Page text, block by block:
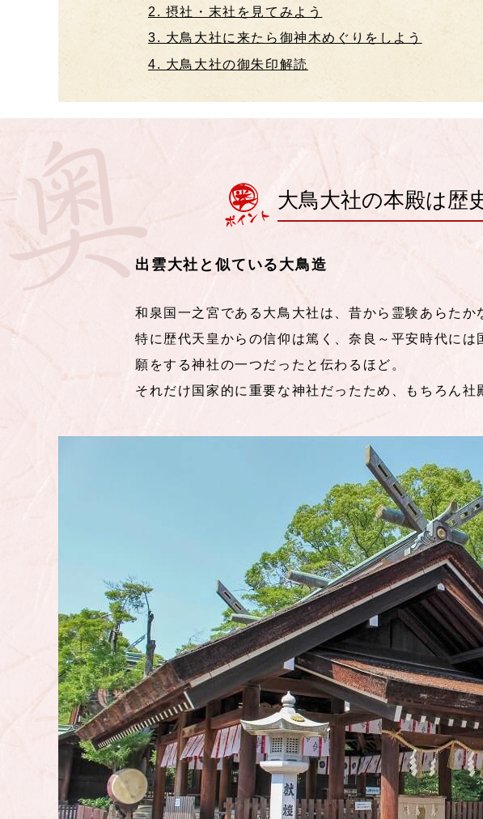
2. 摂社・末社を見てみよう
3. 大鳥大社に来たら御神木めぐりをしよう
4. 大鳥大社の御朱印解読
大鳥大社の本殿は歴
出雲大社と似ている大鳥造
和泉国一之宮である大鳥大社は、昔から霊験あらたか
特に歴代天皇からの信仰は篤く、奈良～平安時代には
願をする神社の一つだったと伝わるほど。
それだけ国家的に重要な神社だったため、もちろん社